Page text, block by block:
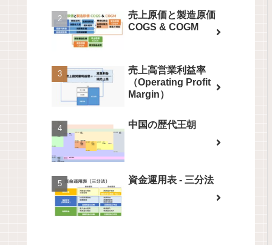
売上原価と製造原価
COGS & COGM
売上高営業利益率
（Operating Profit
Margin）
中国の歴代王朝
資金運用表 - 三分法